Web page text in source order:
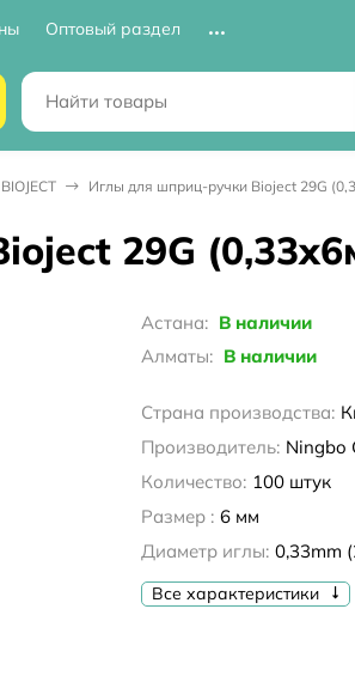
Оптовый раздел
BIOJECT Иглы для шприц-ручки Bioject 29G
29G
Астана: В наличии
Алматы: В наличии
Страна производства:
Производитель: Ningbo
Количество: 100 штук
Размер : 6 мм
Диаметр иглы: 0,33mm
Все характеристики